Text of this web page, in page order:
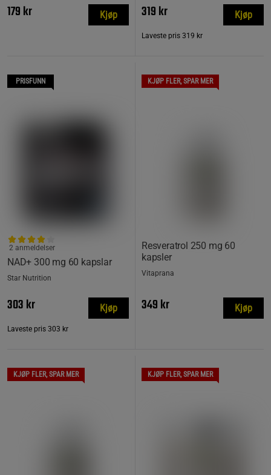
179 kr Kjøp 319 kr
Laveste pris 319 kr
Kjøp
PRISFUNN
NAD+ 300 mg 60 kapslar
2 anmeldelser
Star Nutrition
303 kr
Laveste pris 303 kr
Kjøp
KJØP FLER, SPAR MER
Resveratrol 250 mg 60
kapsler
Vitaprana
349 kr Kjøp
KJØP FLER, SPAR MER KJØP FLER, SPAR MER